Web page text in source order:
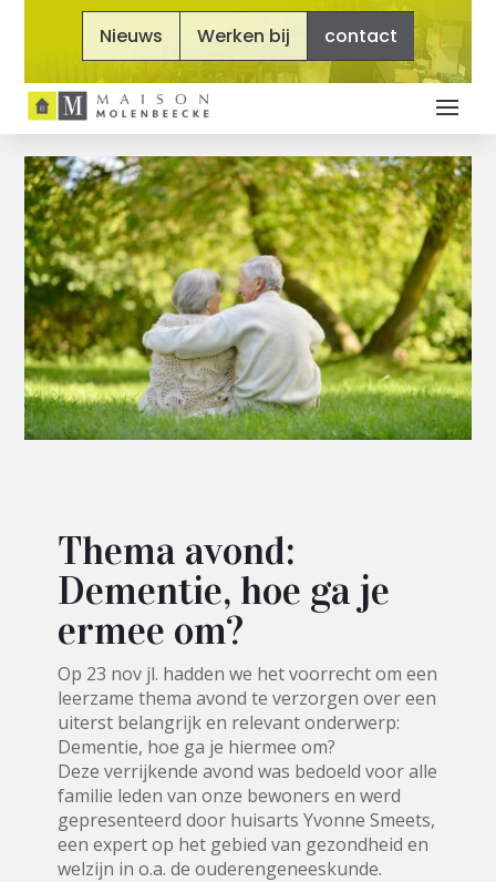
Nieuws Werken bij contact
Thema avond:
Dementie, hoe ga je
ermee om?
Op 23 nov jl. hadden we het voorrecht om een
leerzame thema avond te verzorgen over een
uiterst belangrijk en relevant onderwerp:
Dementie, hoe ga je hiermee om?
Deze verrijkende avond was bedoeld voor alle
familie leden van onze bewoners en werd
gepresenteerd door huisarts Yvonne Smeets,
een expert op het gebied van gezondheid en
welzijn in o.a. de ouderengeneeskunde.